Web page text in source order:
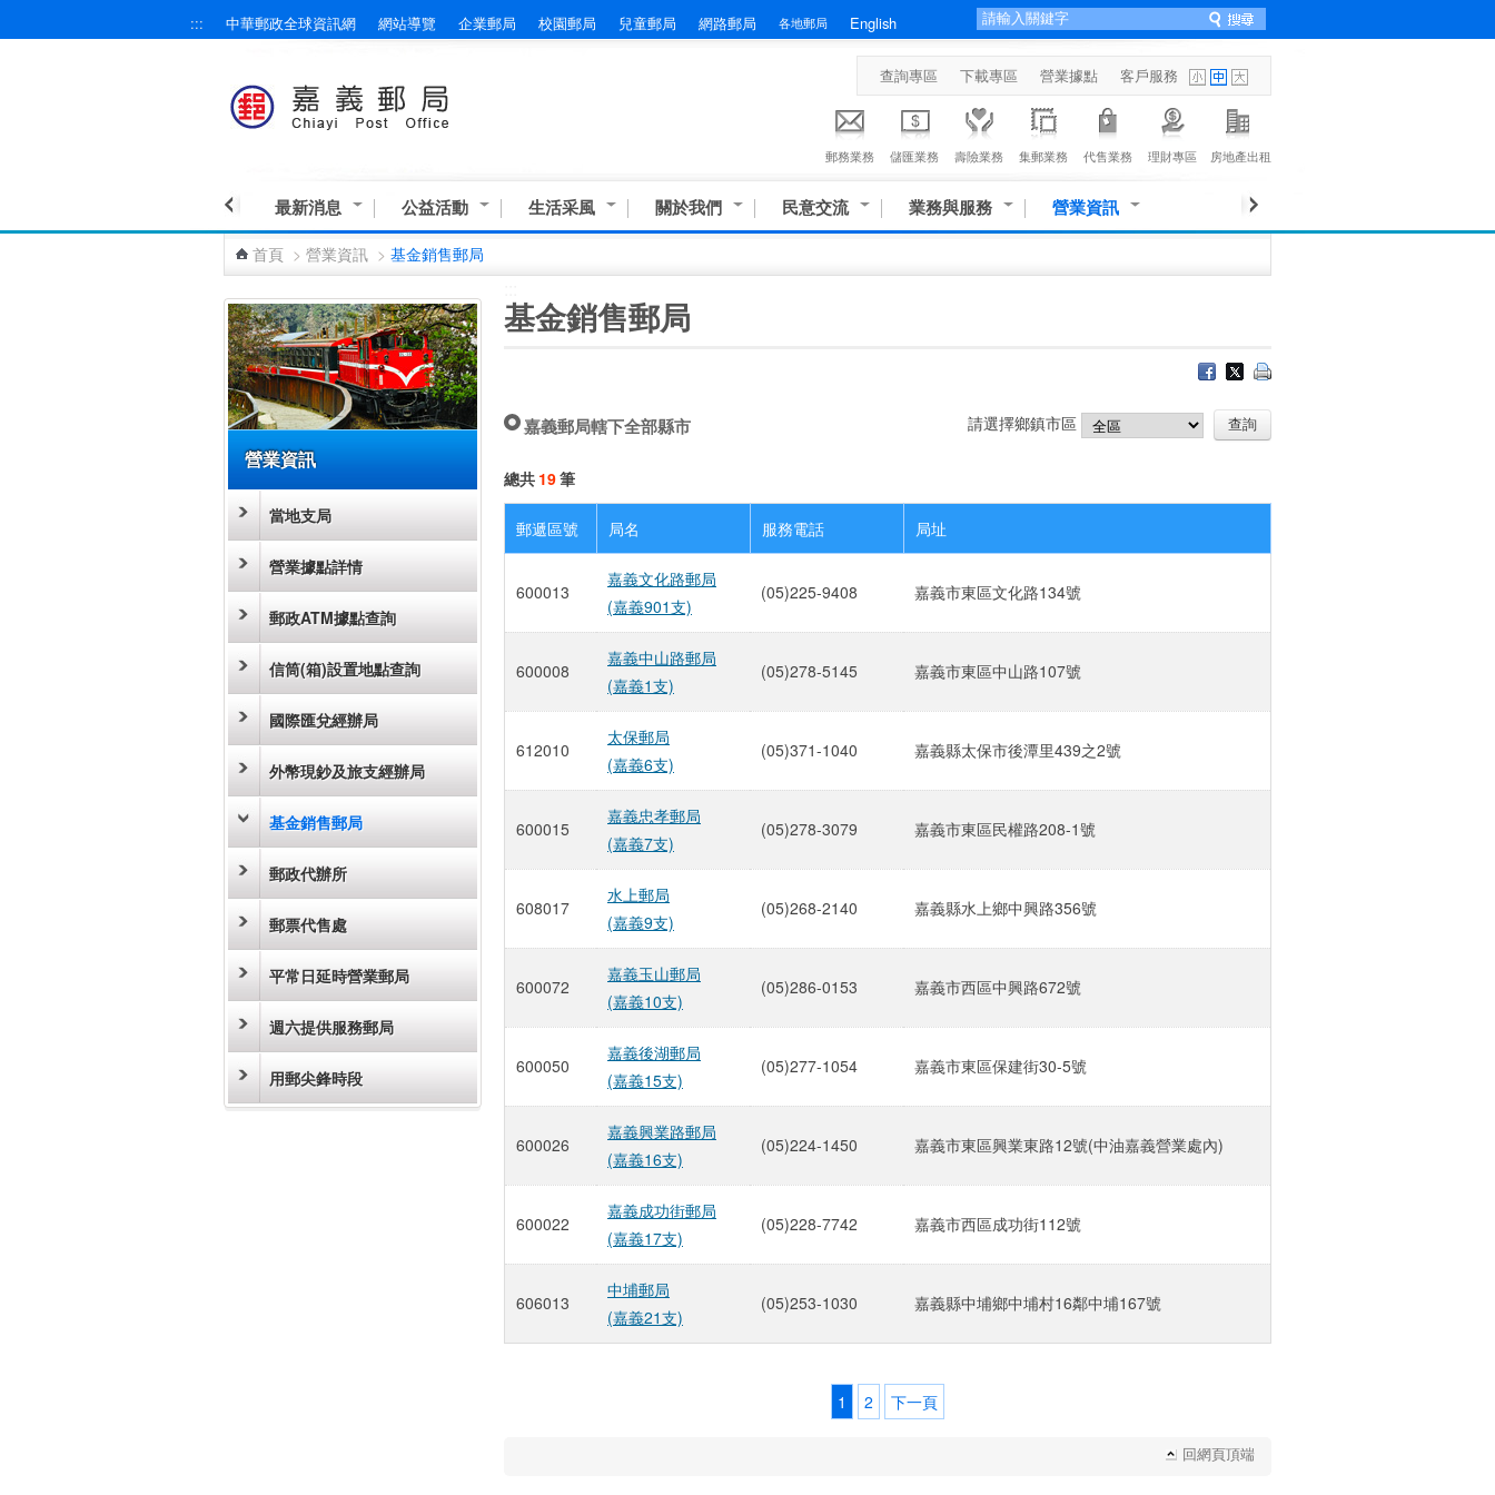
::: 中華郵政全球資訊網 網站導覽 企業郵局 校園郵局 兒童郵局 網路郵局 各地郵局 English
查詢專區 下載專區 營業據點 客戶服務
郵務業務 儲匯業務 壽險業務 集郵業務 代售業務 理財專區 房地產出租
最新消息 公益活動 生活采風 關於我們 民意交流 業務與服務 營業資訊
首頁 > 營業資訊 > 基金銷售郵局
營業資訊
當地支局
營業據點詳情
郵政ATM據點查詢
信筒(箱)設置地點查詢
國際匯兌經辦局
外幣現鈔及旅支經辦局
基金銷售郵局
郵政代辦所
郵票代售處
平常日延時營業郵局
週六提供服務郵局
用郵尖鋒時段
基金銷售郵局
嘉義郵局轄下全部縣市 請選擇鄉鎮市區
總共 19筆
郵遞區號 局名 服務電話 局址
600013
嘉義文化路郵局
(嘉義901支)
(05)225-9408 嘉義市東區文化路134號‎
600008
嘉義中山路郵局
(嘉義1支)
(05)278-5145 嘉義市東區中山路107號‎
612010
太保郵局
(嘉義6支)
(05)371-1040 嘉義縣太保市後潭里439之2號‎
600015
嘉義忠孝郵局
(嘉義7支)
(05)278-3079 嘉義市東區民權路208-1號‎
608017
水上郵局
(嘉義9支)
(05)268-2140 嘉義縣水上鄉中興路356號‎
600072
嘉義玉山郵局
(嘉義10支)
(05)286-0153 嘉義市西區中興路672號‎
600050
嘉義後湖郵局
(嘉義15支)
(05)277-1054 嘉義市東區保建街30-5號‎
600026
嘉義興業路郵局
(嘉義16支)
(05)224-1450 嘉義市東區興業東路12號(中油嘉義營業處內)‎
600022
嘉義成功街郵局
(嘉義17支)
(05)228-7742 嘉義市西區成功街112號‎
606013
中埔郵局
(嘉義21支)
(05)253-1030 嘉義縣中埔鄉中埔村16鄰中埔167號‎
1 2 下一頁
回網頁頂端